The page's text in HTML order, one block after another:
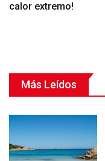
calor extremo!
Más Leídos